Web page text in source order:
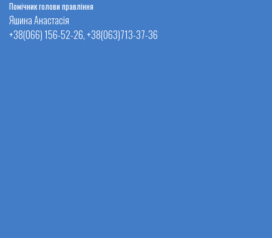
Помічник голови правління
Яшина Анастасія
+38(066) 156-52-26, +38(063)713-37-36